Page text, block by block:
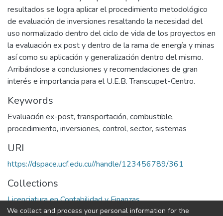
resultados se logra aplicar el procedimiento metodológico
de evaluación de inversiones resaltando la necesidad del
uso normalizado dentro del ciclo de vida de los proyectos en
la evaluación ex post y dentro de la rama de energía y minas
así como su aplicación y generalización dentro del mismo.
Arribándose a conclusiones y recomendaciones de gran
interés e importancia para el U.E.B. Transcupet-Centro.
Keywords
Evaluación ex-post, transportación, combustible,
procedimiento, inversiones, control, sector, sistemas
URI
https://dspace.ucf.edu.cu//handle/123456789/361
Collections
Licenciatura en Contabilidad y Finanzas
We collect and process your personal information for the